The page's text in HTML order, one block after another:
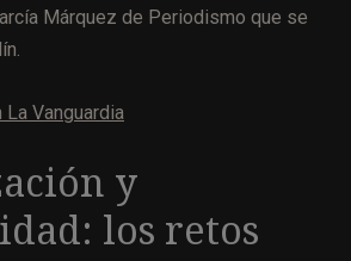
Márquez de Periodismo que se
Vanguardia
y
los retos